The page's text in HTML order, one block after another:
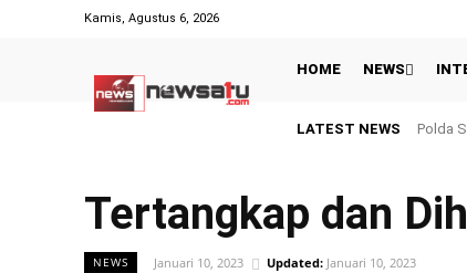
Kamis, Agustus 6, 2026
HOME NEWS
LATEST NEWS Hasil
Tertangkap dan
NEWS Januari 10, 2023 Updated: Januari 10, 2023